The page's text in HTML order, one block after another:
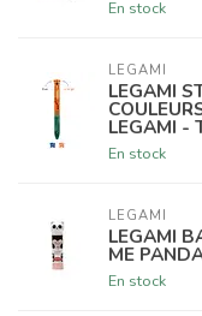
En stock
LEGAMI
LEGAMI
LEGAMI -
En stock
LEGAMI
LEGAMI
ME
En stock